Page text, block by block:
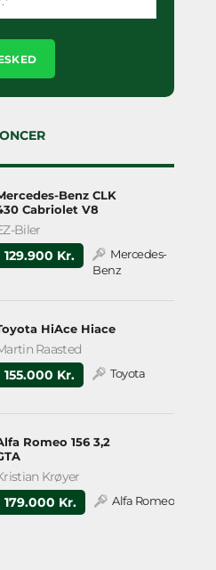
Benz CLK
Cabriolet V8
Biler
129.900 Kr.
Mercedes-
Benz
HiAce Hiace
Raasted
155.000 Kr.
Toyota
Romeo 156 3,2
Krøyer
179.000 Kr.
Alfa Romeo